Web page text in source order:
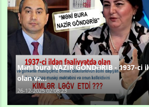
Məni bura NAZİR GÖNDƏRİB - 1937-ci
olan və...
26-12-2025 02:08:23